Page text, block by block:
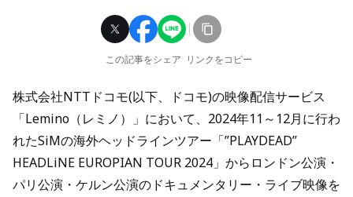
この記事をシェア リンクをコピー
株式会社NTTドコモ(以下、ドコモ)の映像配信サービス
「Lemino（レミノ）」において、2024年11～12月に行わ
れたSiMの海外ヘッドラインツアー「”PLAYDEAD”
HEADLiNE EUROPIAN TOUR 2024」からロンドン公演・
パリ公演・ケルン公演のドキュメンタリー・ライブ映像を